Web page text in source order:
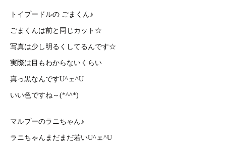
トイプードルの ごまくん♪
ごまくんは前と同じカット☆
写真は少し明るくしてるんです☆
実際は目もわからないくらい
真っ黒なんですU^ェ^U
いい色ですね～(*^^*)
マルプーのラニちゃん♪
ラニちゃんまだまだ若いU^ェ^U